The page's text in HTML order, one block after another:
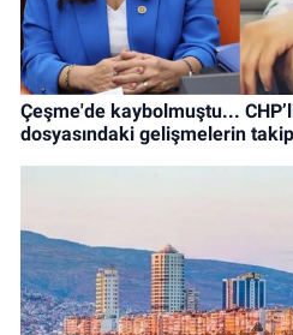
Çeşme'de kaybolmuştu...
dosyasındaki gelişmelerin